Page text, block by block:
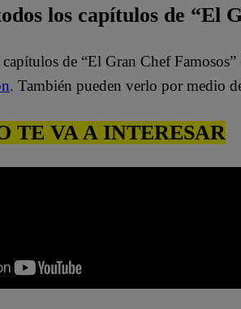
los capítulos de “El
de “El Gran Chef
. También pueden verlo por medio
TE VA A INTERESAR